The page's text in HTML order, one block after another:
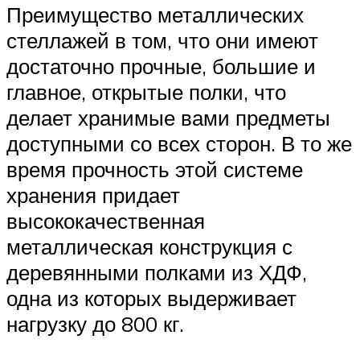
Преимущество металлических
стеллажей в том, что они имеют
достаточно прочные, большие и
главное, открытые полки, что
делает хранимые вами предметы
доступными со всех сторон. В то же
время прочность этой системе
хранения придает
высококачественная
металлическая конструкция с
деревянными полками из ХДФ,
одна из которых выдерживает
нагрузку до 800 кг.